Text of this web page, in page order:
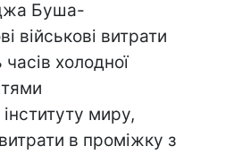
Буша-
військові витрати
холодної
миру,
витрати в проміжку з